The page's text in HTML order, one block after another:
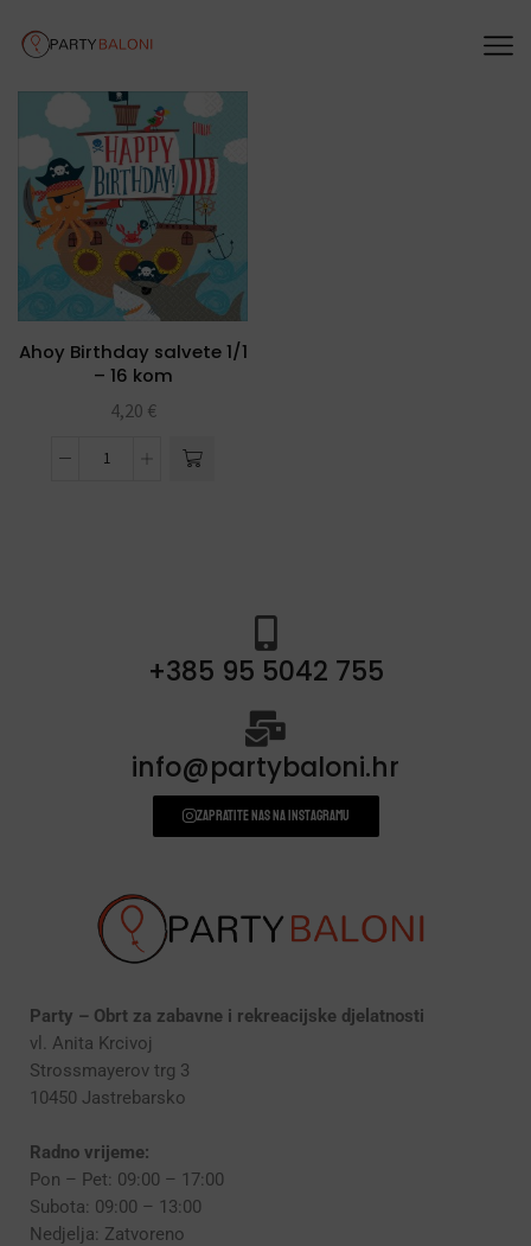
Ahoy Birthday salvete 1/1
– 16 kom
4,20 €
+385 95 5042 755
info@partybaloni.hr
Zapratite nas na instagramu
Party – Obrt za zabavne i rekreacijske djelatnosti
vl. Anita Krcivoj
Strossmayerov trg 3
10450 Jastrebarsko
Radno vrijeme:
Pon – Pet: 09:00 – 17:00
Subota: 09:00 – 13:00
Nedjelja: Zatvoreno